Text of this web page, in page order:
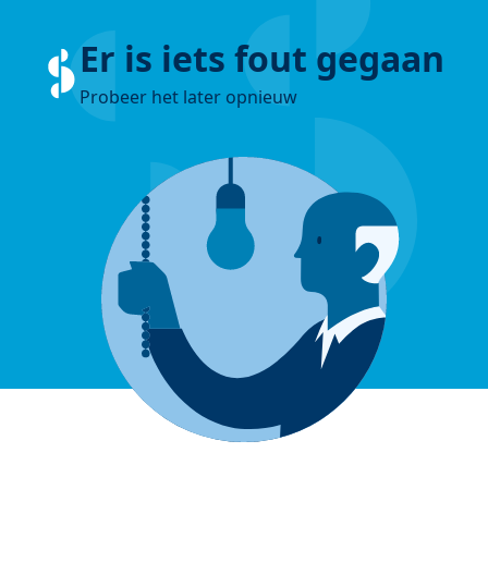
Er is iets fout gegaan
Probeer het later opnieuw